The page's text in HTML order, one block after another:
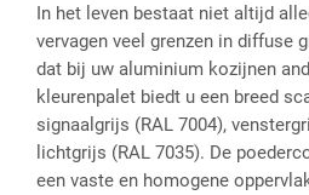
In het leven bestaat niet altijd
vervagen veel grenzen in diffuse
dat bij uw aluminium kozijnen
kleurenpalet biedt u een breed
signaalgrijs (RAL 7004),
lichtgrijs (RAL 7035). De
een vaste en homogene